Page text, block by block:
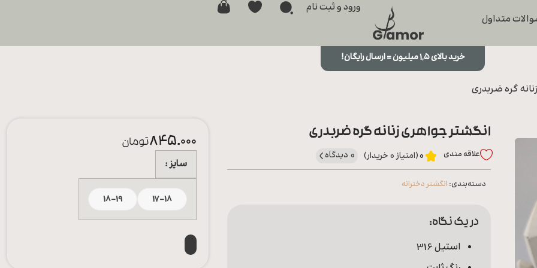
متداول
ورود و ثبت نام
خرید بالای ۱,۵ میلیون = ارسال رایگان!
گره ضربدری
انگشتر جواهری زنانه گره ضربدری
علاقه‌ مندی 0(امتیاز 0 خریدار) 0 دیدگاه
دسته‌بندی: انگشتر دخترانه
در یک نگاه:
استیل 316
845.000تومان
سایز
17-18
18-19